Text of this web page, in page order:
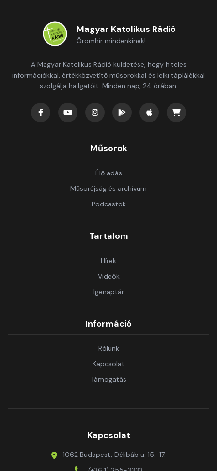
Magyar Katolikus Rádió
Örömhír mindenkinek!
A Magyar Katolikus Rádió küldetése, hogy hiteles
információkkal, értékközvetítő műsorokkal és lelki táplálékkal
szolgálja hallgatóit. Minden nap, 24 órában.
Műsorok
Élő adás
Műsorújság és archívum
Podcastok
Tartalom
Hírek
Videók
Igenaptár
Információ
Rólunk
Kapcsolat
Támogatás
Kapcsolat
1062 Budapest, Délibáb u. 15.-17.